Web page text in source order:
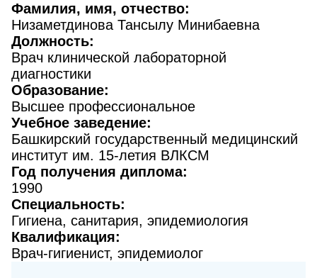
Фамилия, имя, отчество:
Низаметдинова Тансылу Минибаевна
Должность:
Врач клинической лабораторной
диагностики
Образование:
Высшее профессиональное
Учебное заведение:
Башкирский государственный медицинский
институт им. 15-летия ВЛКСМ
Год получения диплома:
1990
Специальность:
Гигиена, санитария, эпидемиология
Квалификация:
Врач-гигиенист, эпидемиолог